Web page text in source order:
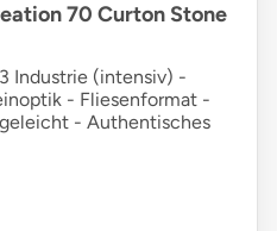
70 Curton Stone
Industrie (intensiv) -
- Fliesenformat -
- Authentisches